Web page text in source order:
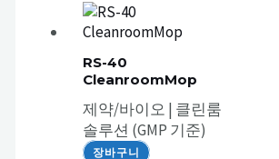
RS-40
CleanroomMop
제약/바이오 | 클린룸
솔루션 (GMP 기준)
장바구니